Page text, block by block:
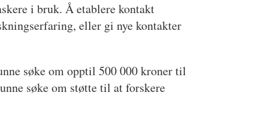
i bruk. Å etablere kontakt
eller gi nye kontakter
søke om opptil 500 000 kroner til
søke om støtte til at forskere